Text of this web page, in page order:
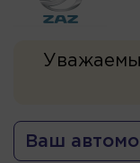
Ваш